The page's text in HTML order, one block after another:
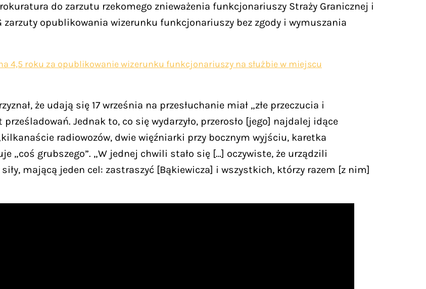
do zarzutu rzekomego znieważenia funkcjonariuszy Straży Granicznej i
zarzuty opublikowania wizerunku funkcjonariuszy bez zgody i wymuszania
4,5 roku za opublikowanie wizerunku funkcjonariuszy na służbie w miejscu
że udają się 17 września na przesłuchanie miał „złe przeczucia i
Jednak to, co się wydarzyło, przerosło [jego] najdalej idące
radiowozów, dwie więźniarki przy bocznym wyjściu, karetka
„coś grubszego”. „W jednej chwili stało się […] oczywiste, że urządzili
mającą jeden cel: zastraszyć [Bąkiewicza] i wszystkich, którzy razem [z nim]